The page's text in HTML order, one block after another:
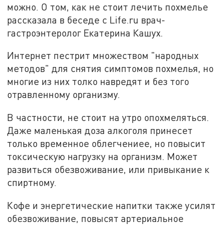
можно. О том, как не стоит лечить похмелье
рассказала в беседе с Life.ru врач-
гастроэнтеролог Екатерина Кашух.
Интернет пестрит множеством "народных
методов" для снятия симптомов похмелья, но
многие из них толко навредят и без того
отравленному организму.
В частности, не стоит на утро опохмеляться.
Даже маленькая доза алкоголя принесет
только временное облегчениее, но повысит
токсическую нагрузку на организм. Может
развиться обезвоживание, или привыкание к
спиртному.
Кофе и энергетические напитки также усилят
обезвоживание, повысят артериальное